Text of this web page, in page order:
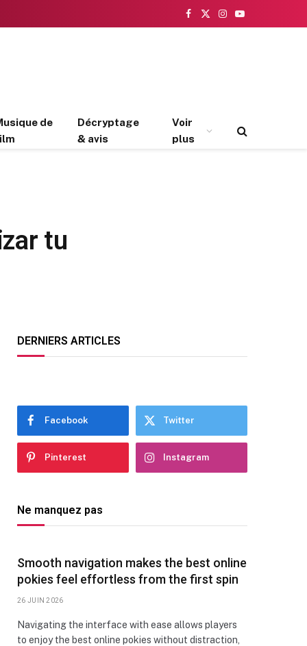
Facebook
X
Instagram
YouTube
de
Décryptage
& avis
Voir
plus
tu
DERNIERS ARTICLES
Facebook Twitter
Pinterest Instagram
Ne manquez pas
Smooth navigation makes the best online
pokies feel effortless from the first spin
26 JUIN 2026
Navigating the interface with ease allows players
to enjoy the best online pokies without distraction,